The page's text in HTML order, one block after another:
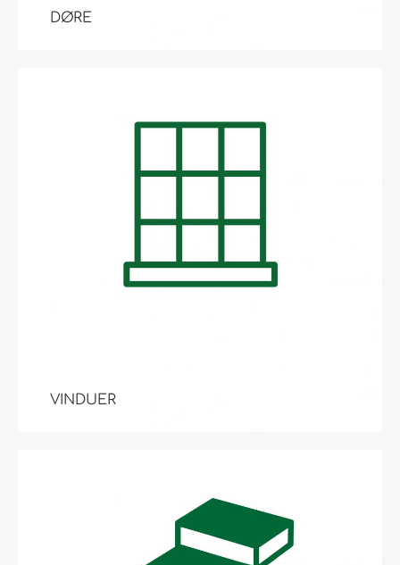
DØRE
VINDUER